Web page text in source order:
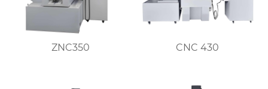
ZNC350 CNC 430